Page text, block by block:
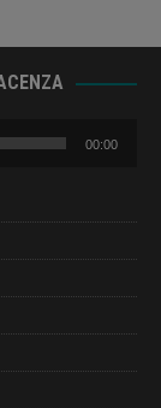
00:00